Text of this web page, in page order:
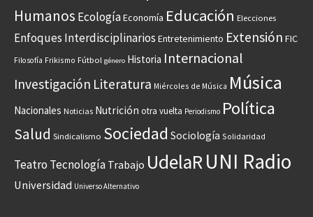
Humanos EcologíaEconomía Educación Elecciones
Enfoques Interdisciplinarios Entretenimiento Extensión FIC
Filosofía Frikismo Fútbol género Historia Internacional
Investigación Literatura Miércoles de Música Música
Nacionales Noticias Nutrición otra vuelta Periodismo Política
Salud Sindicalismo Sociedad Sociología Solidaridad
Teatro Tecnología Trabajo UdelaRUNI Radio
Universidad Universo Alternativo